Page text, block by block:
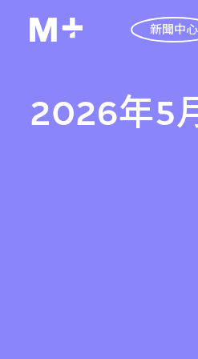
新聞中心
2026年5